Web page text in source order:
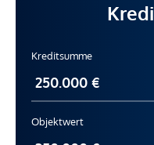
Kreditsumme
Objektwert